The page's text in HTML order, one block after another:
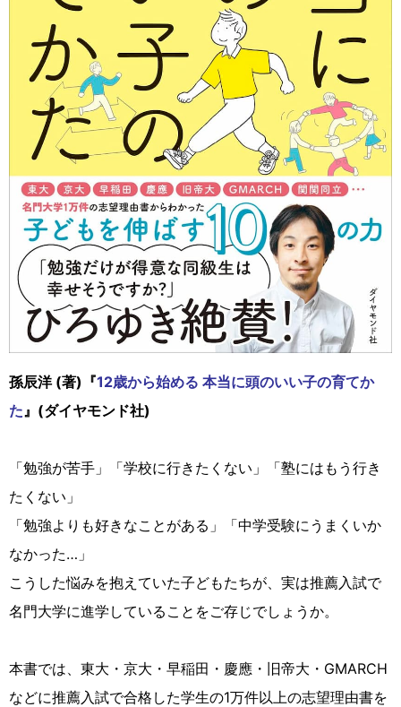
孫辰洋 (著)『12歳から始める 本当に頭のいい子の育てか
た 』(ダイヤモンド社)
「勉強が苦手」「学校に行きたくない」「塾にはもう行き
たくない」
「勉強よりも好きなことがある」「中学受験にうまくいか
なかった…」
こうした悩みを抱えていた子どもたちが、実は推薦入試で
名門大学に進学していることをご存じでしょうか。
本書では、東大・京大・早稲田・慶應・旧帝大・GMARCH
などに推薦入試で合格した学生の1万件以上の志望理由書を